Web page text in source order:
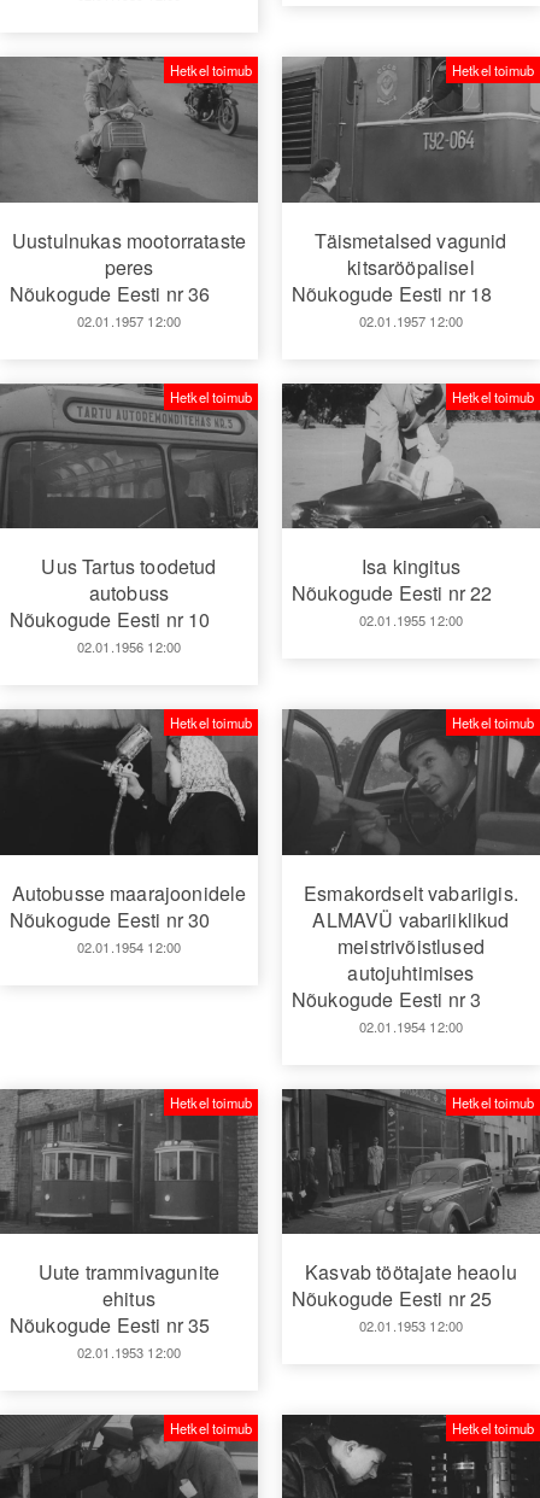
Uustulnukas mootorrataste
peres
Nõukogude Eesti nr 36
02.01.1957 12:00
Hetkel toimub
Täismetalsed vagunid
kitsarööpalisel
Nõukogude Eesti nr 18
02.01.1957 12:00
Hetkel toimub
Uus Tartus toodetud
autobuss
Nõukogude Eesti nr 10
02.01.1956 12:00
Hetkel toimub
Isa kingitus
Nõukogude Eesti nr 22
02.01.1955 12:00
Hetkel toimub
Autobusse maarajoonidele
Nõukogude Eesti nr 30
02.01.1954 12:00
Hetkel toimub
Esmakordselt vabariigis.
ALMAVÜ vabariiklikud
meistrivõistlused
autojuhtimises
Nõukogude Eesti nr 3
02.01.1954 12:00
Hetkel toimub
Uute trammivagunite
ehitus
Nõukogude Eesti nr 35
02.01.1953 12:00
Hetkel toimub
Kasvab töötajate heaolu
Nõukogude Eesti nr 25
02.01.1953 12:00
Hetkel toimub
Hetkel toimub Hetkel toimub